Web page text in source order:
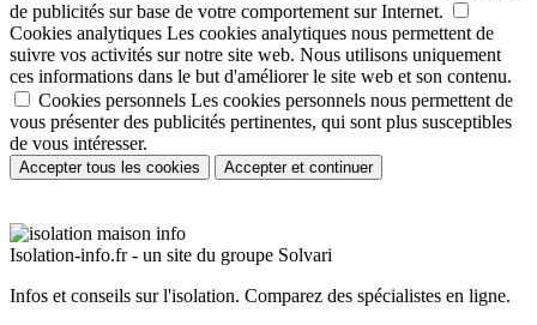
de publicités sur base de votre comportement sur Internet.
Cookies analytiques Les cookies analytiques nous permettent de
suivre vos activités sur notre site web. Nous utilisons uniquement
ces informations dans le but d'améliorer le site web et son contenu.
Cookies personnels Les cookies personnels nous permettent de
vous présenter des publicités pertinentes, qui sont plus susceptibles
de vous intéresser.
Accepter tous les cookies Accepter et continuer
Isolation-info.fr - un site du groupe Solvari
Infos et conseils sur l'isolation. Comparez des spécialistes en ligne.